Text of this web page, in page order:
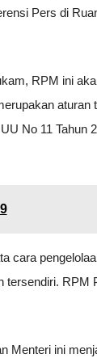
Pers di
RPM ini
aturan
No 11 Tahun
cara
RPM
Menteri ini